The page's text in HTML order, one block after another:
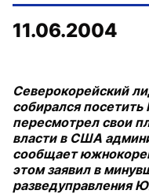
11.06.2004
Северокорейский
собирался
пересмотрел свои
власти в США
сообщает
этом заявил в
разведуправления